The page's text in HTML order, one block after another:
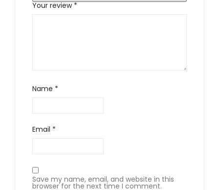
Your review *
Name *
Email *
Save my name, email, and website in this
browser for the next time I comment.